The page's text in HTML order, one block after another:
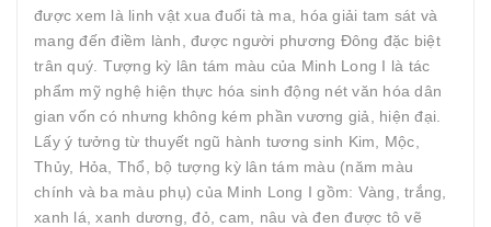
được xem là linh vật xua đuổi tà ma, hóa giải tam sát và
mang đến điềm lành, được người phương Đông đặc biệt
trân quý. Tượng kỳ lân tám màu của Minh Long I là tác
phẩm mỹ nghệ hiện thực hóa sinh động nét văn hóa dân
gian vốn có nhưng không kém phần vương giả, hiện đại.
Lấy ý tưởng từ thuyết ngũ hành tương sinh Kim, Mộc,
Thủy, Hỏa, Thổ, bộ tượng kỳ lân tám màu (năm màu
chính và ba màu phụ) của Minh Long I gồm: Vàng, trắng,
xanh lá, xanh dương, đỏ, cam, nâu và đen được tô vẽ